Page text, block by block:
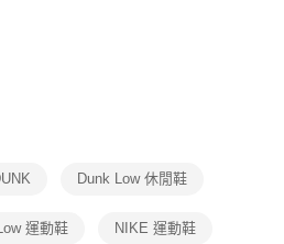
費通知簡訊。
點擊此簡訊中的連結，可透過四大超商／
付款，方視為交易完成。
後付 」之結帳頁面顯示為準，若有關於
款等相關疑問，請聯繫「AFTEE先享後付
support/home
提供之「AFTEE先享後付」服務完成之交
以上)免運費
Dunk Low 休閒鞋
運動鞋 NIKE 運動鞋